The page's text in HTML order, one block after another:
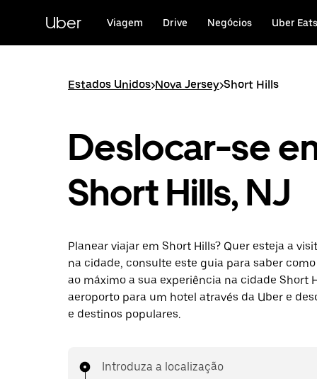
conteúdo
Uber Viagem Drive Negócios Uber Eats
Estados Unidos>Nova Jersey>Short Hills
Deslocar-se
Short Hills, NJ
Planear viajar em Short Hills? Quer esteja a
na cidade, consulte este guia para saber
ao máximo a sua experiência na cidade Short
aeroporto para um hotel através da Uber e
e destinos populares.
Introduza a localização